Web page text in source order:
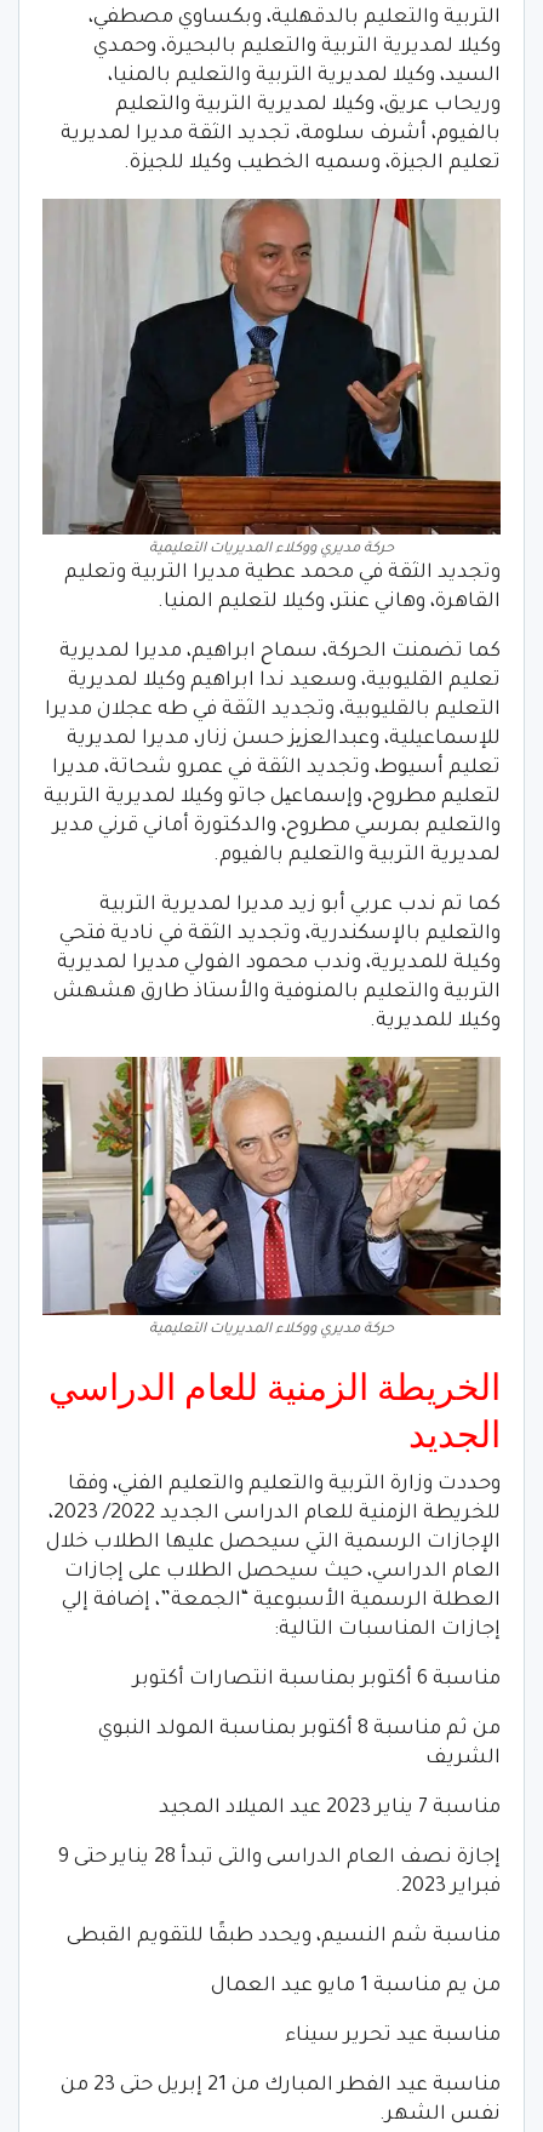
التربية والتعليم بالدقهلية، وبكساوي مصطفي،
وكيلا لمديرية التربية والتعليم بالبحيرة، وحمدي
السيد، وكيلا لمديرية التربية والتعليم بالمنيا،
وريحاب عريق، وكيلا لمديرية التربية والتعليم
بالفيوم، أشرف سلومة، تجديد الثقة مديرا لمديرية
تعليم الجيزة، وسميه الخطيب وكيلا للجيزة.
حركة مديري ووكلاء المديريات التعليمية
وتجديد الثقة في محمد عطية مديرا التربية وتعليم
القاهرة، وهاني عنتر، وكيلا لتعليم المنيا.
كما تضمنت الحركة، سماح ابراهيم، مديرا لمديرية
تعليم القليوبية، وسعيد ندا ابراهيم وكيلا لمديرية
التعليم بالقليوبية، وتجديد الثقة في طه عجلان مديرا
للإسماعيلية، وعبدالعزیز حسن زنار، مديرا لمديرية
تعليم أسيوط، وتجديد الثقة في عمرو شحاتة، مديرا
لتعليم مطروح، وإسماعیل جاتو وكيلا لمديرية التربية
والتعليم بمرسي مطروح، والدكتورة أماني قرني مدير
لمديرية التربية والتعليم بالفيوم.
كما تم ندب عربي أبو زيد مديرا لمديرية التربية
والتعليم بالإسكندرية، وتجديد الثقة في نادية فتحي
وكيلة للمديرية، وندب محمود الفولي مديرا لمديرية
التربية والتعليم بالمنوفية والأستاذ طارق هشهش
وكيلا للمديرية.
حركة مديري ووكلاء المديريات التعليمية
الخريطة الزمنية للعام الدراسي
الجديد
وحددت وزارة التربية والتعليم والتعليم الفني، وفقا
للخريطة الزمنية للعام الدراسى الجديد 2022/ 2023،
الإجازات الرسمية التي سيحصل عليها الطلاب خلال
العام الدراسي، حيث سيحصل الطلاب على إجازات
العطلة الرسمية الأسبوعية “الجمعة”، إضافة إلي
إجازات المناسبات التالية:
مناسبة 6 أكتوبر بمناسبة انتصارات أكتوبر
من ثم مناسبة 8 أكتوبر بمناسبة المولد النبوي
الشريف
مناسبة 7 يناير 2023 عيد الميلاد المجيد
إجازة نصف العام الدراسى والتى تبدأ 28 يناير حتى 9
فبراير 2023.
مناسبة شم النسيم، ويحدد طبقًا للتقويم القبطى
من يم مناسبة 1 مايو عيد العمال
مناسبة عيد تحرير سيناء
مناسبة عيد الفطر المبارك من 21 إبريل حتى 23 من
نفس الشهر.